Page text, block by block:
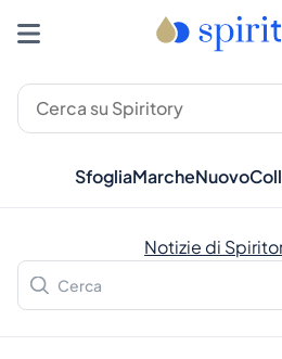
SfogliaMarcheNuovo
Notizie di